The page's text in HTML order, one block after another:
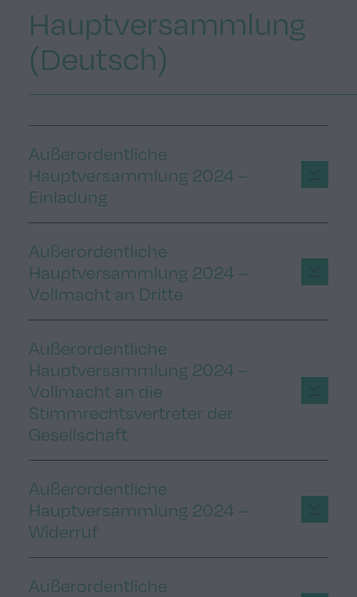
Hauptversammlung
(Deutsch)
Außerordentliche
Hauptversammlung 2024 –
Einladung
Außerordentliche
Hauptversammlung 2024 –
Vollmacht an Dritte
Außerordentliche
Hauptversammlung 2024 –
Vollmacht an die
Stimmrechtsvertreter der
Gesellschaft
Außerordentliche
Hauptversammlung 2024 –
Widerruf
Außerordentliche